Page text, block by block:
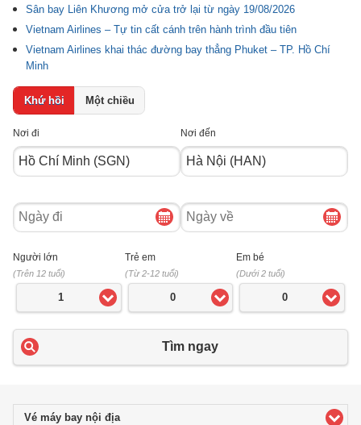
Sân bay Liên Khương mở cửa trở lại từ ngày 19/08/2026
Vietnam Airlines – Tự tin cất cánh trên hành trình đầu tiên
Vietnam Airlines khai thác đường bay thẳng Phuket – TP. Hồ Chí
Minh
Khứ hồi Một chiều
Nơi đi Nơi đến
Ngày
đi
Ngày
về
Người lớn
(Trên 12 tuổi)
1
Trẻ em
(Từ 2-12 tuổi)
0
Em bé
(Dưới 2 tuổi)
0
Tìm ngay
Vé máy bay nội địaclick to expand contents